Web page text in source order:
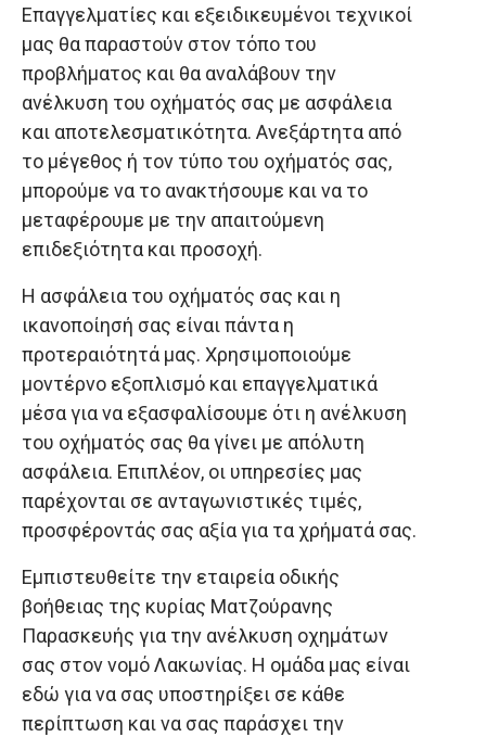
Επαγγελματίες και εξειδικευμένοι τεχνικοί
μας θα παραστούν στον τόπο του
προβλήματος και θα αναλάβουν την
ανέλκυση του οχήματός σας με ασφάλεια
και αποτελεσματικότητα. Ανεξάρτητα από
το μέγεθος ή τον τύπο του οχήματός σας,
μπορούμε να το ανακτήσουμε και να το
μεταφέρουμε με την απαιτούμενη
επιδεξιότητα και προσοχή.
Η ασφάλεια του οχήματός σας και η
ικανοποίησή σας είναι πάντα η
προτεραιότητά μας. Χρησιμοποιούμε
μοντέρνο εξοπλισμό και επαγγελματικά
μέσα για να εξασφαλίσουμε ότι η ανέλκυση
του οχήματός σας θα γίνει με απόλυτη
ασφάλεια. Επιπλέον, οι υπηρεσίες μας
παρέχονται σε ανταγωνιστικές τιμές,
προσφέροντάς σας αξία για τα χρήματά σας.
Εμπιστευθείτε την εταιρεία οδικής
βοήθειας της κυρίας Ματζούρανης
Παρασκευής για την ανέλκυση οχημάτων
σας στον νομό Λακωνίας. Η ομάδα μας είναι
εδώ για να σας υποστηρίξει σε κάθε
περίπτωση και να σας παράσχει την